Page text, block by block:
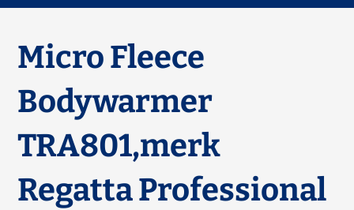
Micro Fleece
Bodywarmer
TRA801,merk
Regatta Professional